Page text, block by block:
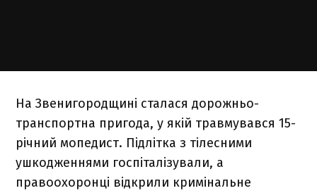
На Звенигородщині сталася дорожньо-
транспортна пригода, у якій травмувався 15-
річний мопедист. Підлітка з тілесними
ушкодженнями госпіталізували, а
правоохоронці відкрили кримінальне